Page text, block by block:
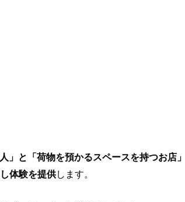
」と「荷物を預かるスペースを持つお店
体験を提供します。